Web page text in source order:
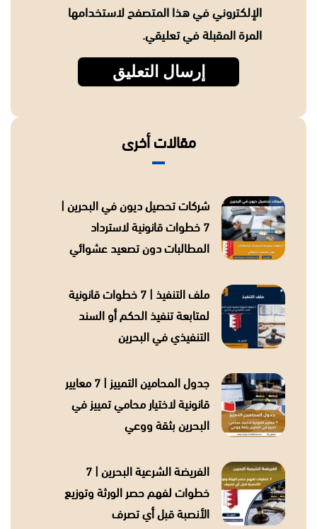
الإلكتروني في هذا المتصفح لاستخدامها
المرة المقبلة في تعليقي.
مقالات أخرى
شركات تحصيل ديون في البحرين |
7 خطوات قانونية لاسترداد
المطالبات دون تصعيد عشوائي
ملف التنفيذ | 7 خطوات قانونية
لمتابعة تنفيذ الحكم أو السند
التنفيذي في البحرين
جدول المحامين التمييز | 7 معايير
قانونية لاختيار محامي تمييز في
البحرين بثقة ووعي
الفريضة الشرعية البحرين | 7
خطوات لفهم حصر الورثة وتوزيع
الأنصبة قبل أي تصرف